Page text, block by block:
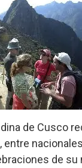
de Cusco
entre
de su